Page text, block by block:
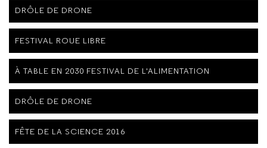
DRÔLE DE DRONE
FESTIVAL ROUE LIBRE
À TABLE EN 2030 FESTIVAL DE L'ALIMENTATION
DRÔLE DE DRONE
FÊTE DE LA SCIENCE 2016